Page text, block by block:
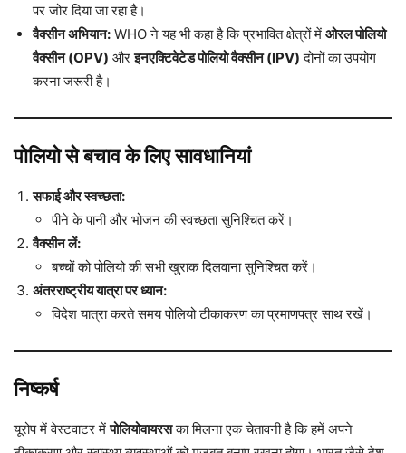
पर जोर दिया जा रहा है।
वैक्सीन अभियान: WHO ने यह भी कहा है कि प्रभावित क्षेत्रों में ओरल पोलियो
वैक्सीन (OPV) औरइनएक्टिवेटेड पोलियो वैक्सीन (IPV) दोनों का उपयोग
करना जरूरी है।
पोलियो से बचाव के लिए सावधानियां
सफाई और स्वच्छता:
पीने के पानी और भोजन की स्वच्छता सुनिश्चित करें।
वैक्सीन लें:
बच्चों को पोलियो की सभी खुराक दिलवाना सुनिश्चित करें।
अंतरराष्ट्रीय यात्रा पर ध्यान:
विदेश यात्रा करते समय पोलियो टीकाकरण का प्रमाणपत्र साथ रखें।
निष्कर्ष
यूरोप में वेस्टवाटर मेंपोलियोवायरसका मिलना एक चेतावनी है कि हमें अपने